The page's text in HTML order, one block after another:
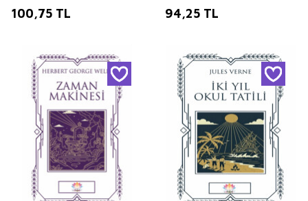
100,75 TL 94,25 TL